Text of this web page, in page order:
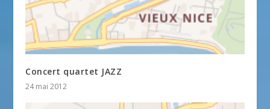
Concert quartet JAZZ
24 mai 2012